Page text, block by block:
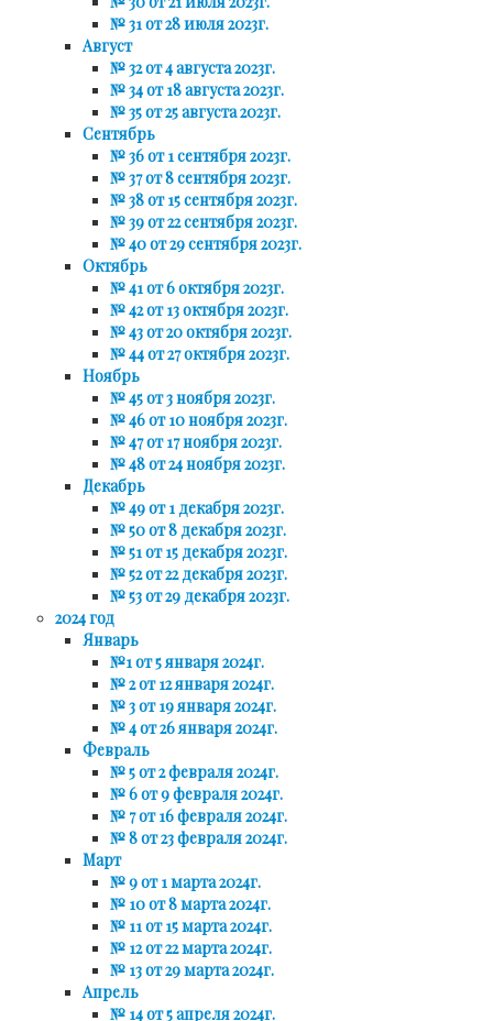
№ 31 от 28 июля 2023г.
Август
№ 32 от 4 августа 2023г.
№ 34 от 18 августа 2023г.
№ 35 от 25 августа 2023г.
Сентябрь
№ 36 от 1 сентября 2023г.
№ 37 от 8 сентября 2023г.
№ 38 от 15 сентября 2023г.
№ 39 от 22 сентября 2023г.
№ 40 от 29 сентября 2023г.
Октябрь
№ 41 от 6 октября 2023г.
№ 42 от 13 октября 2023г.
№ 43 от 20 октября 2023г.
№ 44 от 27 октября 2023г.
Ноябрь
№ 45 от 3 ноября 2023г.
№ 46 от 10 ноября 2023г.
№ 47 от 17 ноября 2023г.
№ 48 от 24 ноября 2023г.
Декабрь
№ 49 от 1 декабря 2023г.
№ 50 от 8 декабря 2023г.
№ 51 от 15 декабря 2023г.
№ 52 от 22 декабря 2023г.
№ 53 от 29 декабря 2023г.
2024 год
Январь
№1 от 5 января 2024г.
№ 2 от 12 января 2024г.
№ 3 от 19 января 2024г.
№ 4 от 26 января 2024г.
Февраль
№ 5 от 2 февраля 2024г.
№ 6 от 9 февраля 2024г.
№ 7 от 16 февраля 2024г.
№ 8 от 23 февраля 2024г.
Март
№ 9 от 1 марта 2024г.
№ 10 от 8 марта 2024г.
№ 11 от 15 марта 2024г.
№ 12 от 22 марта 2024г.
№ 13 от 29 марта 2024г.
Апрель
№ 14 от 5 апреля 2024г.